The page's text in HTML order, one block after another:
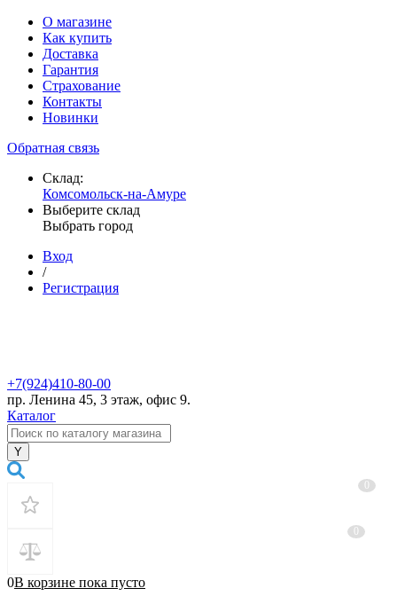
О магазине
Как купить
Доставка
Гарантия
Страхование
Контакты
Новинки
Обратная связь
Склад:
Комсомольск-на-Амуре
Выберите склад
Выбрать город
Вход
/
Регистрация
+7(924)410-80-00
пр. Ленина 45, 3 этаж, офис 9.
Каталог
0В корзине пока пусто